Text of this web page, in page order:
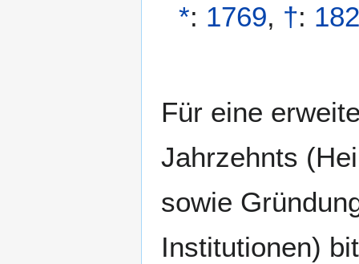
*: 1769, †:
Für eine
Jahrzehnts
sowie
Institutionen)